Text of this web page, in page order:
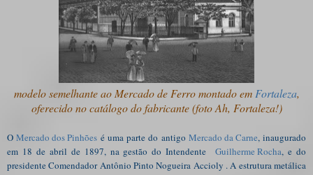
modelo semelhante ao Mercado de Ferro montado em Fortaleza,
oferecido no catálogo do fabricante (foto Ah, Fortaleza!)
OMercado dos Pinhões é uma parte do antigo Mercado da Carne, inaugurado
em 18 de abril de 1897, na gestão do IntendenteGuilherme Rocha, e do
presidente Comendador Antônio Pinto Nogueira Accioly . A estrutura metálica